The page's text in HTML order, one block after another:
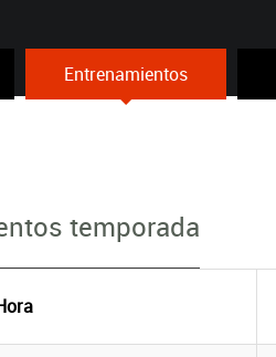
Entrenamientos
temporada